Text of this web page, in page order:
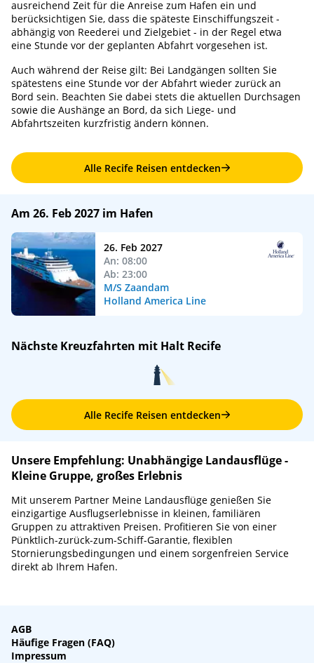
ausreichend Zeit für die Anreise zum Hafen ein und
berücksichtigen Sie, dass die späteste Einschiffungszeit -
abhängig von Reederei und Zielgebiet - in der Regel etwa
eine Stunde vor der geplanten Abfahrt vorgesehen ist.
Auch während der Reise gilt: Bei Landgängen sollten Sie
spätestens eine Stunde vor der Abfahrt wieder zurück an
Bord sein. Beachten Sie dabei stets die aktuellen Durchsagen
sowie die Aushänge an Bord, da sich Liege- und
Abfahrtszeiten kurzfristig ändern können.
Alle Recife Reisen entdecken
Am 26. Feb 2027 im Hafen
26. Feb 2027
An: 08:00
Ab: 23:00
M/S Zaandam
Holland America Line
Nächste Kreuzfahrten mit Halt Recife
Alle Recife Reisen entdecken
Unsere Empfehlung: Unabhängige Landausflüge -
Kleine Gruppe, großes Erlebnis
Mit unserem Partner Meine Landausflüge genießen Sie
einzigartige Ausflugserlebnisse in kleinen, familiären
Gruppen zu attraktiven Preisen. Profitieren Sie von einer
Pünktlich-zurück-zum-Schiff-Garantie, flexiblen
Stornierungsbedingungen und einem sorgenfreien Service
direkt ab Ihrem Hafen.
AGB
Häufige Fragen (FAQ)
Impressum